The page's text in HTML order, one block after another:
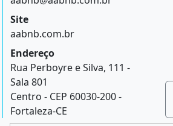
Site
aabnb.com.br
Endereço
Rua Perboyre e Silva, 111 -
Sala 801
Centro - CEP 60030-200 -
Fortaleza-CE